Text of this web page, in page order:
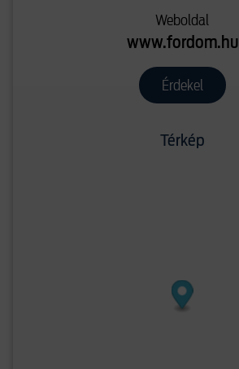
Weboldal
www.fordom.hu
Érdekel
Térkép